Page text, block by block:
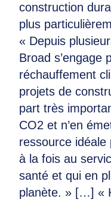
construction
plus
« Depuis
Broad s’engage
réchauffement
projets de
part très
CO2 et n’en
ressource
à la fois au
santé et qui en
planète. » […] «